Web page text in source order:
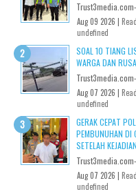
Aug 09 2026 |
undefined
SOAL 10 TIANG
WARGA DAN
Aug 07 2026 |
undefined
GERAK CEPAT
PEMBUNUHAN DI
SETELAH KEJADIAN
Aug 07 2026 |
undefined